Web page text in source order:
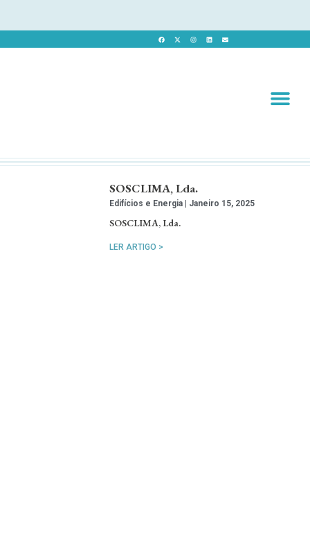
SOSCLIMA, Lda.
Edifícios e Energia Janeiro 15, 2025
SOSCLIMA, Lda.
LER ARTIGO >